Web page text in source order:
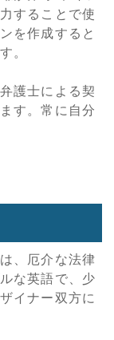
することで使
を作成すると
。
護士による契
す。常に自分
、厄介な法律
な英語で、少
イナー双方に